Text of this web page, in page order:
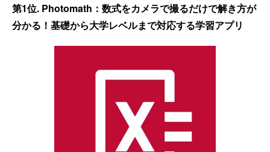
第1位. Photomath：数式をカメラで撮るだけで解き方が
分かる！基礎から大学レベルまで対応する学習アプリ